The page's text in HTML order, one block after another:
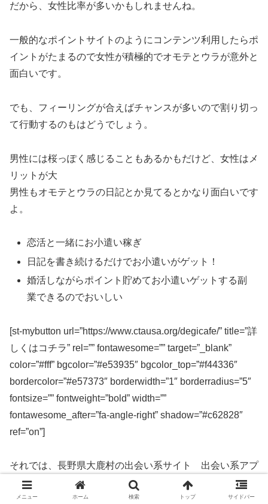
だから、女性比率が多いかもしれませんね。
一般的なポイントサイトのようにコンテンツ利用したらポ
イントがたまるので女性が積極的でオモテとウラが意外と
面白いです。
でも、フィーリングが合えばチャンスが多いので割り切っ
て行動するのもはどうでしょう。
男性には桜っぽく感じることもあるかもだけど、女性はメ
リットが大
男性もオモテとウラの日記とか見てるとかなり面白いです
よ。
恋活と一緒にお小遣い稼ぎ
日記を書き続けるだけでお小遣いがゲット！
婚活しながらポイント貯めてお小遣いゲットする副
業できるのでおいしい
[st-mybutton url=”https://www.ctausa.org/degicafe/” title=”詳
しくはコチラ” rel=”” fontawesome=”” target=”_blank”
color=”#fff” bgcolor=”#e53935″ bgcolor_top=”#f44336″
bordercolor=”#e57373″ borderwidth=”1″ borderradius=”5″
fontsize=”” fontweight=”bold” width=””
fontawesome_after=”fa-angle-right” shadow=”#c62828″
ref=”on”]
それでは、長野県大鹿村の出会い系サイト 出会い系アプ
リを実際に使ってみた感想などを解説します。
メニュー ホーム 検索 トップ サイドバー